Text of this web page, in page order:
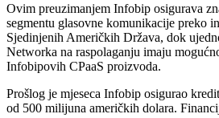
Ovim preuzimanjem Infobip osigurava
segmentu glasovne komunikacije preko
Sjedinjenih Američkih Država, dok
Networka na raspolaganju imaju
Infobipovih CPaaS proizvoda.
Prošlog je mjeseca Infobip osigurao
od 500 milijuna američkih dolara.